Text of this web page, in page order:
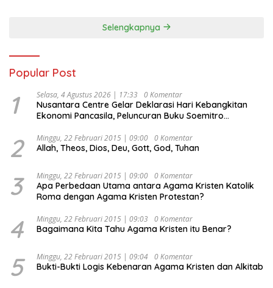
Selengkapnya
Popular Post
1 Selasa, 4 Agustus 2026 | 17:33 0 Komentar
Nusantara Centre Gelar Deklarasi Hari Kebangkitan
Ekonomi Pancasila, Peluncuran Buku Soemitro
Ekonomi Politik Indonesia) & Simposium Nasional
“Urgensi Undang-Undang Perekonomian Nasional dan
Indonesia Emas 2045”,
2 Minggu, 22 Februari 2015 | 09:00 0 Komentar
Allah, Theos, Dios, Deu, Gott, God, Tuhan
3 Minggu, 22 Februari 2015 | 09:00 0 Komentar
Apa Perbedaan Utama antara Agama Kristen Katolik
Roma dengan Agama Kristen Protestan?
4 Minggu, 22 Februari 2015 | 09:03 0 Komentar
Bagaimana Kita Tahu Agama Kristen itu Benar?
5 Minggu, 22 Februari 2015 | 09:04 0 Komentar
Bukti-Bukti Logis Kebenaran Agama Kristen dan Alkitab